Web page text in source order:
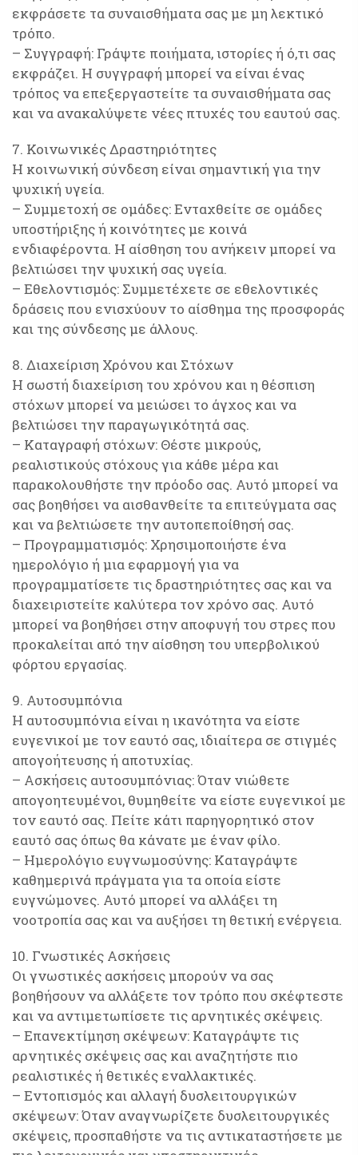
εκφράσετε τα συναισθήματα σας με μη λεκτικό
τρόπο.
– Συγγραφή: Γράψτε ποιήματα, ιστορίες ή ό,τι σας
εκφράζει. Η συγγραφή μπορεί να είναι ένας
τρόπος να επεξεργαστείτε τα συναισθήματα σας
και να ανακαλύψετε νέες πτυχές του εαυτού σας.
7. Κοινωνικές Δραστηριότητες
Η κοινωνική σύνδεση είναι σημαντική για την
ψυχική υγεία.
– Συμμετοχή σε ομάδες: Ενταχθείτε σε ομάδες
υποστήριξης ή κοινότητες με κοινά
ενδιαφέροντα. Η αίσθηση του ανήκειν μπορεί να
βελτιώσει την ψυχική σας υγεία.
– Εθελοντισμός: Συμμετέχετε σε εθελοντικές
δράσεις που ενισχύουν το αίσθημα της προσφοράς
και της σύνδεσης με άλλους.
8. Διαχείριση Χρόνου και Στόχων
Η σωστή διαχείριση του χρόνου και η θέσπιση
στόχων μπορεί να μειώσει το άγχος και να
βελτιώσει την παραγωγικότητά σας.
– Καταγραφή στόχων: Θέστε μικρούς,
ρεαλιστικούς στόχους για κάθε μέρα και
παρακολουθήστε την πρόοδο σας. Αυτό μπορεί να
σας βοηθήσει να αισθανθείτε τα επιτεύγματα σας
και να βελτιώσετε την αυτοπεποίθησή σας.
– Προγραμματισμός: Χρησιμοποιήστε ένα
ημερολόγιο ή μια εφαρμογή για να
προγραμματίσετε τις δραστηριότητες σας και να
διαχειριστείτε καλύτερα τον χρόνο σας. Αυτό
μπορεί να βοηθήσει στην αποφυγή του στρες που
προκαλείται από την αίσθηση του υπερβολικού
φόρτου εργασίας.
9. Αυτοσυμπόνια
Η αυτοσυμπόνια είναι η ικανότητα να είστε
ευγενικοί με τον εαυτό σας, ιδιαίτερα σε στιγμές
απογοήτευσης ή αποτυχίας.
– Ασκήσεις αυτοσυμπόνιας: Όταν νιώθετε
απογοητευμένοι, θυμηθείτε να είστε ευγενικοί με
τον εαυτό σας. Πείτε κάτι παρηγορητικό στον
εαυτό σας όπως θα κάνατε με έναν φίλο.
– Ημερολόγιο ευγνωμοσύνης: Καταγράψτε
καθημερινά πράγματα για τα οποία είστε
ευγνώμονες. Αυτό μπορεί να αλλάξει τη
νοοτροπία σας και να αυξήσει τη θετική ενέργεια.
10. Γνωστικές Ασκήσεις
Οι γνωστικές ασκήσεις μπορούν να σας
βοηθήσουν να αλλάξετε τον τρόπο που σκέφτεστε
και να αντιμετωπίσετε τις αρνητικές σκέψεις.
– Επανεκτίμηση σκέψεων: Καταγράψτε τις
αρνητικές σκέψεις σας και αναζητήστε πιο
ρεαλιστικές ή θετικές εναλλακτικές.
– Εντοπισμός και αλλαγή δυσλειτουργικών
σκέψεων: Όταν αναγνωρίζετε δυσλειτουργικές
σκέψεις, προσπαθήστε να τις αντικαταστήσετε με